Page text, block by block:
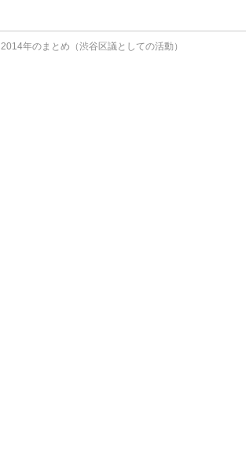
2014年のまとめ（渋谷区議としての活動）